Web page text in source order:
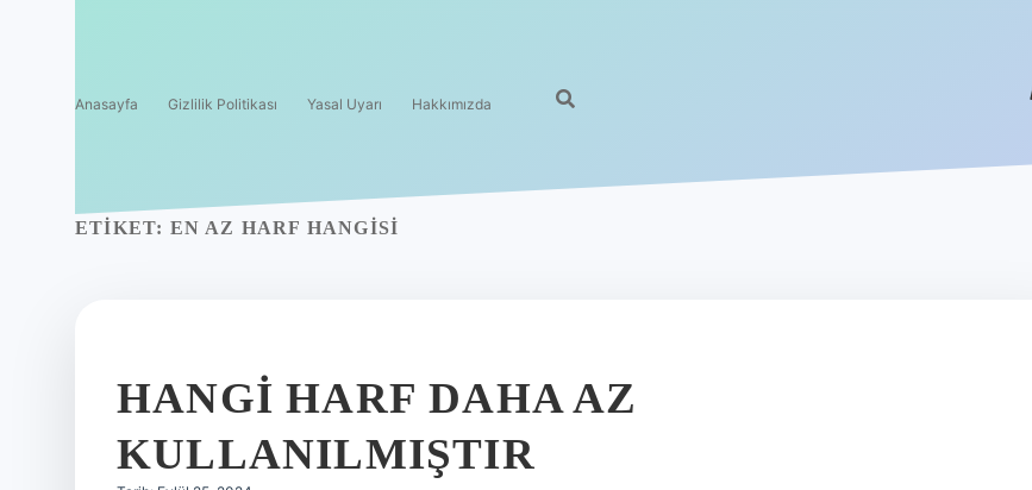
Anasayfa Gizlilik Politikası Yasal Uyarı Hakkımızda
ETIKET: EN AZ HARF HANGISI
HANGI HARF DAHA AZ
KULLANILMIŞTIR